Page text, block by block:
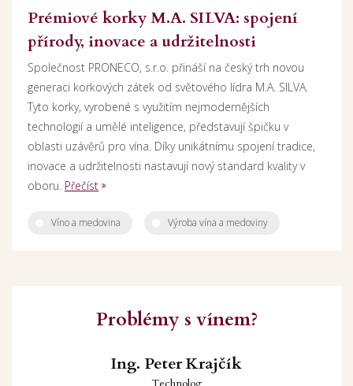
Prémiové korky M.A. SILVA: spojení
přírody, inovace a udržitelnosti
Společnost PRONECO, s.r.o. přináší na český trh novou
generaci korkových zátek od světového lídra M.A. SILVA.
Tyto korky, vyrobené s využitím nejmodernějších
technologií a umělé inteligence, představují špičku v
oblasti uzávěrů pro vína. Díky unikátnímu spojení tradice,
inovace a udržitelnosti nastavují nový standard kvality v
oboru. Přečíst
Víno a medovina Výroba vína a medoviny
Problémy s vínem?
Ing. Peter Krajčík